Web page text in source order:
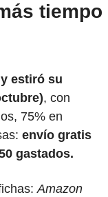
tiempo
estiró su
, con
75% en
envío gratis
gastados.
Amazon